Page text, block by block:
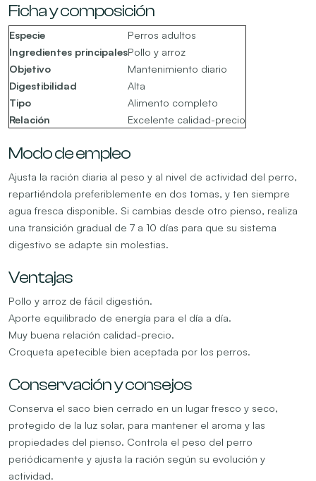
Ficha y composición
Especie
Perros adultos
Ingredientes principalesPollo y arroz
Objetivo
Mantenimiento diario
Digestibilidad
Alta
Tipo
Alimento completo
Relación
Excelente calidad-precio
Modo de empleo
Ajusta la ración diaria al peso y al nivel de actividad del perro,
repartiéndola preferiblemente en dos tomas, y ten siempre
agua fresca disponible. Si cambias desde otro pienso, realiza
una transición gradual de 7 a 10 días para que su sistema
digestivo se adapte sin molestias.
Ventajas
Pollo y arroz de fácil digestión.
Aporte equilibrado de energía para el día a día.
Muy buena relación calidad-precio.
Croqueta apetecible bien aceptada por los perros.
Conservación y consejos
Conserva el saco bien cerrado en un lugar fresco y seco,
protegido de la luz solar, para mantener el aroma y las
propiedades del pienso. Controla el peso del perro
periódicamente y ajusta la ración según su evolución y
actividad.